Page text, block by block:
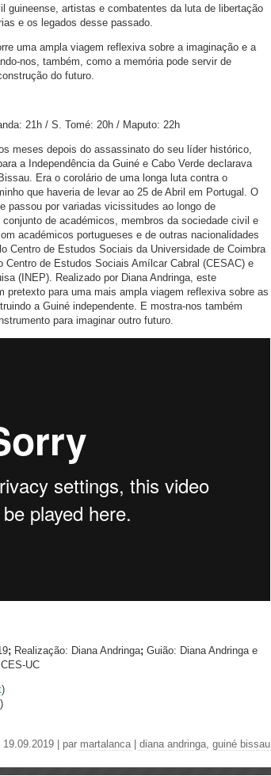
guineense, artistas e combatentes da luta de libertação
e os legados desse passado.
uma ampla viagem reflexiva sobre a imaginação e a
nos, também, como a memória pode servir de
do futuro.
21h / S. Tomé: 20h / Maputo: 22h
meses depois do assassinato do seu líder histórico,
a Independência da Guiné e Cabo Verde declarava
Era o corolário de uma longa luta contra o
que haveria de levar ao 25 de Abril em Portugal. O
passou por variadas vicissitudes ao longo de
de académicos, membros da sociedade civil e
académicos portugueses e de outras nacionalidades
Centro de Estudos Sociais da Universidade de Coimbra
Centro de Estudos Sociais Amílcar Cabral (CESAC) e
(INEP). Realizado por Diana Andringa, este
pretexto para uma mais ampla viagem reflexiva sobre as
a Guiné independente. E mostra-nos também
para imaginar outro futuro.
; Realização: Diana Andringa; Guião: Diana Andringa e
UC
)
)
19.09.2019 | par martalanca| diana andringa, guiné bissau